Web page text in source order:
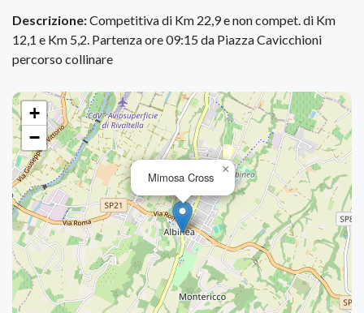
Descrizione:Competitiva di Km 22,9 e non compet. di Km
12,1 e Km 5,2. Partenza ore 09:15 da Piazza Cavicchioni
percorso collinare
Mimosa Cross
×
+
−